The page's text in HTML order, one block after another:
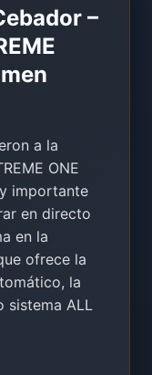
–
a la
ONE
importante
en directo
en la
ofrece la
la
sistema ALL